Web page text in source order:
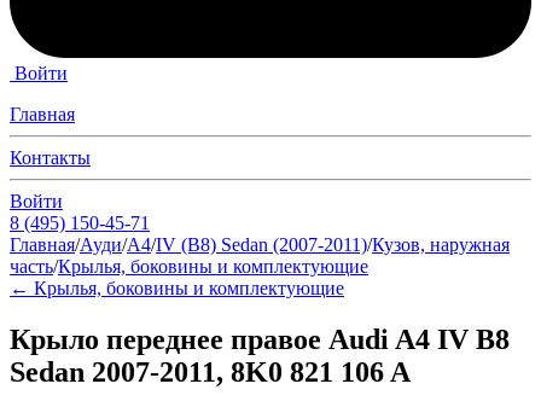
Войти
Главная
Контакты
Войти
8 (495) 150-45-71
Главная/Ауди/A4/IV (B8) Sedan (2007-2011)/Кузов, наружная
часть/Крылья, боковины и комплектующие
← Крылья, боковины и комплектующие
Крыло переднее правое Audi A4 IV B8
Sedan 2007-2011, 8K0 821 106 A